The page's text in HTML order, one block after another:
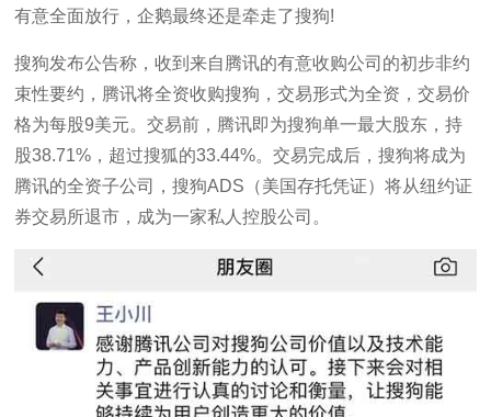
有意全面放行，企鹅最终还是牵走了搜狗!
搜狗发布公告称，收到来自腾讯的有意收购公司的初步非约
束性要约，腾讯将全资收购搜狗，交易形式为全资，交易价
格为每股9美元。交易前，腾讯即为搜狗单一最大股东，持
股38.71%，超过搜狐的33.44%。交易完成后，搜狗将成为
腾讯的全资子公司，搜狗ADS（美国存托凭证）将从纽约证
券交易所退市，成为一家私人控股公司。